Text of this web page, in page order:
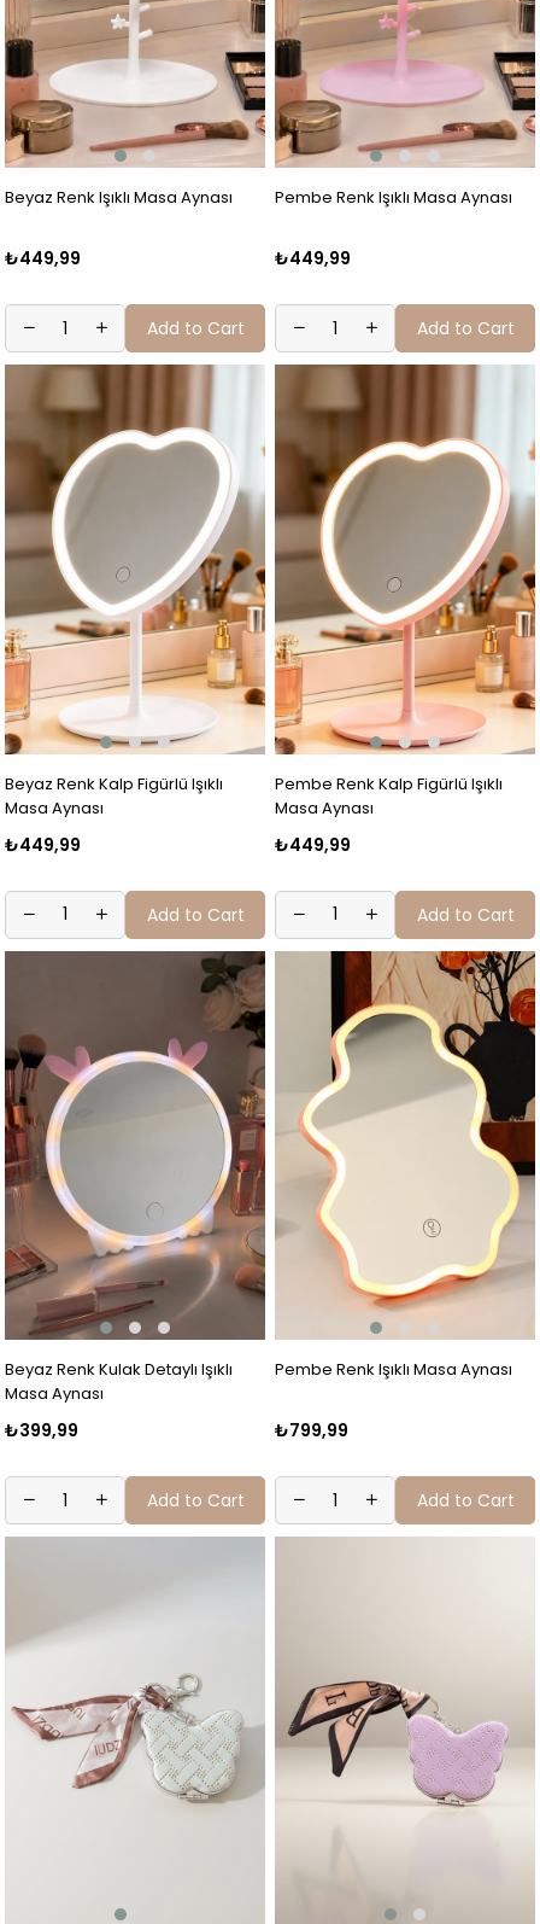
Beyaz Renk Işıklı Masa Aynası
₺449,99
Add to Cart
Pembe Renk Işıklı Masa Aynası
₺449,99
Add to Cart
Beyaz Renk Kalp Figürlü Işıklı
Masa Aynası
₺449,99
Add to Cart
Pembe Renk Kalp Figürlü Işıklı
Masa Aynası
₺449,99
Add to Cart
Beyaz Renk Kulak Detaylı Işıklı
Masa Aynası
₺399,99
Add to Cart
Pembe Renk Işıklı Masa Aynası
₺799,99
Add to Cart